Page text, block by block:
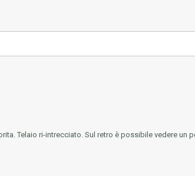
Telaio ri-intrecciato. Sul retro è possibile vedere